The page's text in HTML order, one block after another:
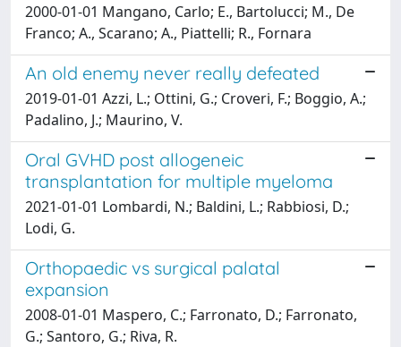
2000-01-01 Mangano, Carlo; E., Bartolucci; M., De
Franco; A., Scarano; A., Piattelli; R., Fornara
An old enemy never really defeated
2019-01-01 Azzi, L.; Ottini, G.; Croveri, F.; Boggio, A.;
Padalino, J.; Maurino, V.
Oral GVHD post allogeneic
transplantation for multiple myeloma
2021-01-01 Lombardi, N.; Baldini, L.; Rabbiosi, D.;
Lodi, G.
Orthopaedic vs surgical palatal
expansion
2008-01-01 Maspero, C.; Farronato, D.; Farronato,
G.; Santoro, G.; Riva, R.